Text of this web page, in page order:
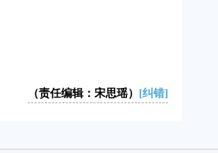
（责任编辑：宋思瑶） [纠错]